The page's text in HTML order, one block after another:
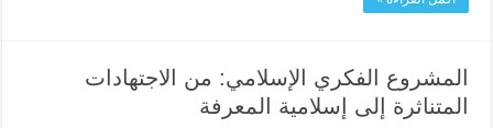
المشروع الفكري الإسلامي: من الاجتهادات
المتناثرة إلى إسلامية المعرفة